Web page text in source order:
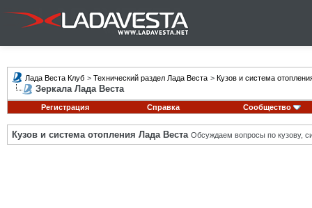
Лада Веста Клуб > Технический раздел Лада Веста > Кузов и система
Зеркала Лада Веста
Регистрация Справка Сообщество
Кузов и система отопления Лада Веста Обсуждаем вопросы по кузову,